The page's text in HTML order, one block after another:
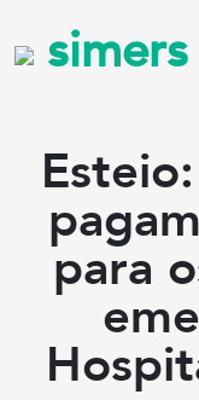
simers
para